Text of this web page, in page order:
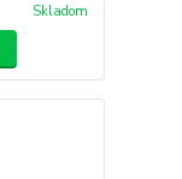
Skladom